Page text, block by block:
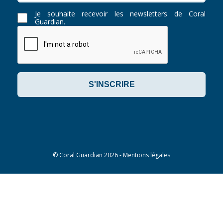
Je souhaite recevoir les newsletters de Coral
Guardian.
© Coral Guardian 2026 -Mentions légales